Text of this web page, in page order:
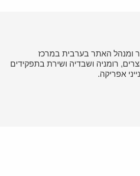
ומנהל האתר בערבית במרכז
רומניה ושבדיה ושירת בתפקידים
אפריקה.